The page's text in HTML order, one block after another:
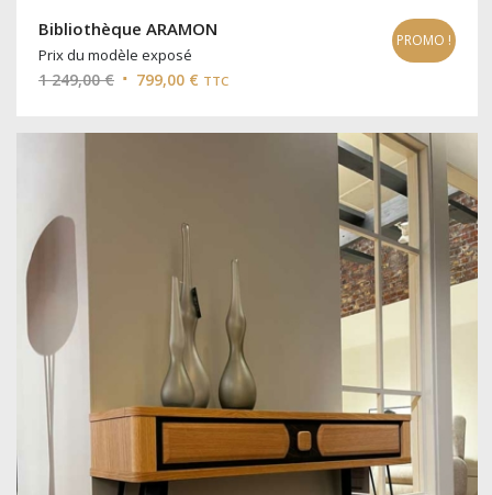
Bibliothèque ARAMON
Prix du modèle exposé
1 249,00€ Le
initial
799,00 € Le
actuel
TTC
PROMO !